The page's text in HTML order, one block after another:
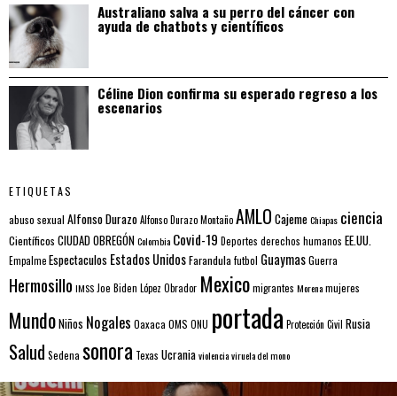
Australiano salva a su perro del cáncer con
ayuda de chatbots y científicos
Céline Dion confirma su esperado regreso a los
escenarios
ETIQUETAS
abuso sexual Alfonso DurazoAlfonso Durazo MontañoAMLO CajemeChiapas ciencia
Científicos CIUDAD OBREGÓNColombia Covid-19 Deportes derechos humanos EE.UU.
EmpalmeEspectaculos Estados UnidosFarandula futbol GuaymasGuerra
Hermosillo IMSS Joe Biden López Obrador Mexicomigrantes Morenamujeres
MundoNiños Nogales Oaxaca OMS ONU portada Protección Civil Rusia
Salud Sedena sonora Texas Ucraniaviolenciaviruela del mono